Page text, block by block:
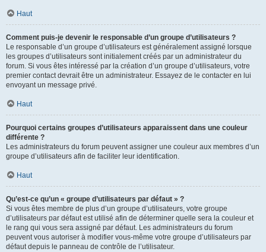
Haut
Comment puis-je devenir le responsable d’un groupe d’utilisateurs ?
Le responsable d’un groupe d’utilisateurs est généralement assigné lorsque
les groupes d’utilisateurs sont initialement créés par un administrateur du
forum. Si vous êtes intéressé par la création d’un groupe d’utilisateurs, votre
premier contact devrait être un administrateur. Essayez de le contacter en lui
envoyant un message privé.
Haut
Pourquoi certains groupes d’utilisateurs apparaissent dans une couleur
différente ?
Les administrateurs du forum peuvent assigner une couleur aux membres d’un
groupe d’utilisateurs afin de faciliter leur identification.
Haut
Qu’est-ce qu’un « groupe d’utilisateurs par défaut » ?
Si vous êtes membre de plus d’un groupe d’utilisateurs, votre groupe
d’utilisateurs par défaut est utilisé afin de déterminer quelle sera la couleur et
le rang qui vous sera assigné par défaut. Les administrateurs du forum
peuvent vous autoriser à modifier vous-même votre groupe d’utilisateurs par
défaut depuis le panneau de contrôle de l’utilisateur.